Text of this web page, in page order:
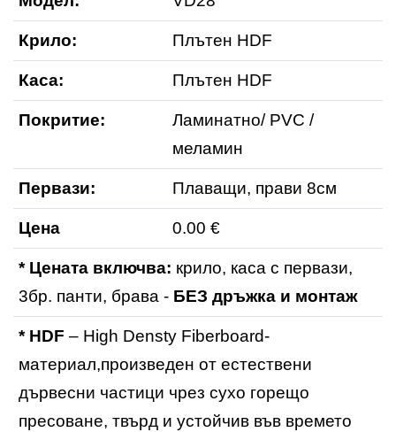
Крило: Плътен HDF
Каса: Плътен HDF
Покритие:
Ламинатно/ PVC /
меламин
Первази: Плаващи, прави 8см
Цена 0.00 €
* Цената включва: крило, каса с первази,
3бр. панти, брава - БЕЗ дръжка и монтаж
* HDF – High Densty Fiberboard-
материал,произведен от естествени
дървесни частици чрез сухо горещо
пресоване, твърд и устойчив във времето